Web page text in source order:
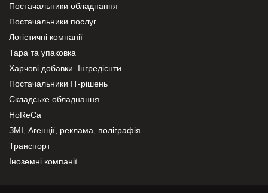
Постачальники обладнання
Постачальники послуг
Логістичні компанії
Тара та упаковка
Харчові добавки. Інгредієнти.
Постачальники IT-рішень
Складське обладнання
HoReCa
ЗМІ, Агенції, реклама, поліграфія
Транспорт
Іноземні компанії